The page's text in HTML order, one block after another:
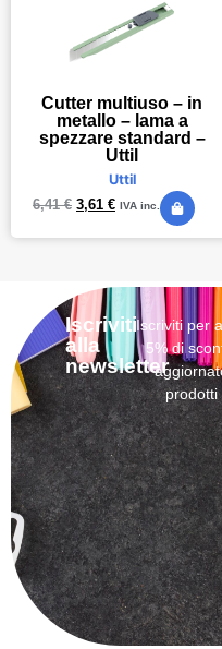
Cutter multiuso – in
metallo – lama a
spezzare standard –
Uttil
Uttil
6,41€ 3,61 € IVA inc.
Iscriviti
alla
newsletter
Iscriviti per
5% di
prodotti